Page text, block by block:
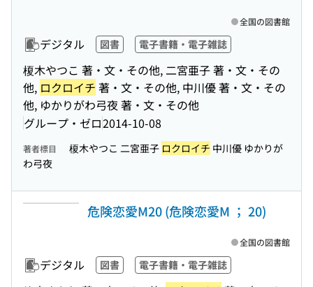
デジタル 図書 電子書籍・電子雑誌
榎木やつこ 著・文・その他, 二宮亜子 著・文・その
他, ロクロイチ 著・文・その他, 中川優 著・文・その
他, ゆかりがわ弓夜 著・文・その他
グループ・ゼロ2014-10-08
全国の図書館
著者標目 榎木やつこ 二宮亜子 ロクロイチ 中川優 ゆかりが
わ弓夜
危険恋愛M20 (危険恋愛M ； 20)
デジタル 図書 電子書籍・電子雑誌
全国の図書館